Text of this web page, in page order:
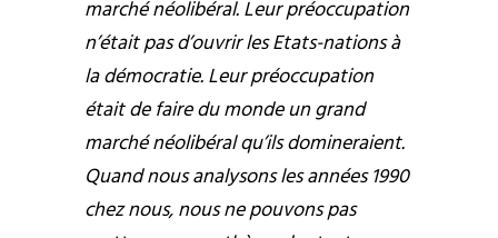
marché néolibéral. Leur préoccupation
n’était pas d’ouvrir les Etats-nations à
la démocratie. Leur préoccupation
était de faire du monde un grand
marché néolibéral qu’ils domineraient.
Quand nous analysons les années 1990
chez nous, nous ne pouvons pas